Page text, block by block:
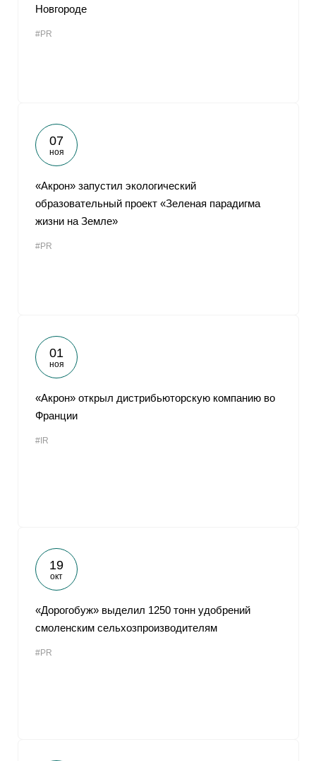
Новгороде
#PR
07
ноя
«Акрон» запустил экологический
образовательный проект «Зеленая парадигма
жизни на Земле»
#PR
01
ноя
«Акрон» открыл дистрибьюторскую компанию во
Франции
#IR
19
окт
«Дорогобуж» выделил 1250 тонн удобрений
смоленским сельхозпроизводителям
#PR